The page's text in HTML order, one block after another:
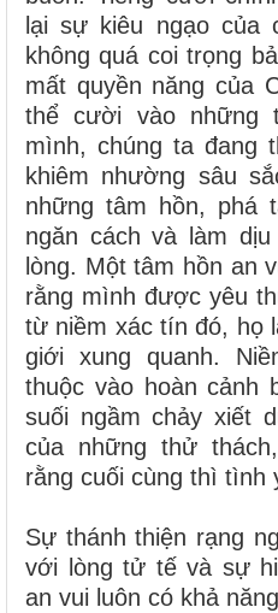
lại sự kiêu ngạo của
không quá coi trọng
mất quyền năng của
thể cười vào những
mình, chúng ta đang
khiêm nhường sâu
những tâm hồn, phá
ngăn cách và làm
lòng. Một tâm hồn an
rằng mình được yêu
từ niềm xác tín đó, họ
giới xung quanh.
thuộc vào hoàn cảnh
suối ngầm chảy xiết
của những thử
rằng cuối cùng thì tình
Sự thánh thiện rạng
với lòng tử tế và sự
an vui luôn có khả